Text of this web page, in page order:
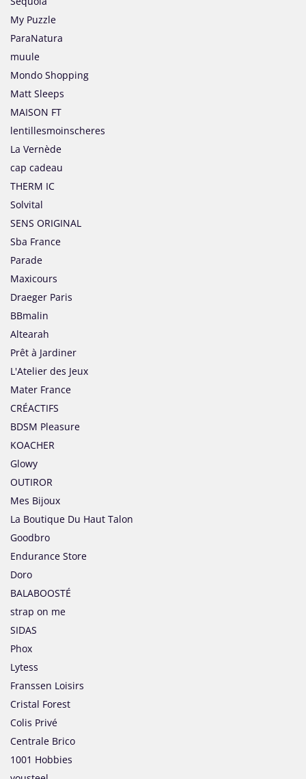
My Puzzle
ParaNatura
muule
Mondo Shopping
Matt Sleeps
MAISON FT
lentillesmoinscheres
La Vernède
cap cadeau
THERM IC
Solvital
SENS ORIGINAL
Sba France
Parade
Maxicours
Draeger Paris
BBmalin
Altearah
Prêt à Jardiner
L'Atelier des Jeux
Mater France
CRÉACTIFS
BDSM Pleasure
KOACHER
Glowy
OUTIROR
Mes Bijoux
La Boutique Du Haut Talon
Goodbro
Endurance Store
Doro
BALABOOSTÉ
strap on me
SIDAS
Phox
Lytess
Franssen Loisirs
Cristal Forest
Colis Privé
Centrale Brico
1001 Hobbies